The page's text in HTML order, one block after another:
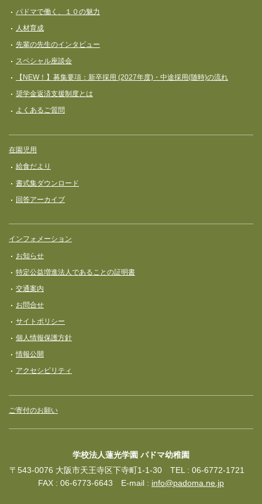
パドマで働く、１０の魅力
人材育成
先輩の先生のインタビュー
スペシャル座談会
【NEW！】募集要項：新卒採用 (2027年度)・中途採用(随時)の流れ
奨学⾦返済⽀援制度とは
よくあるご質問
在園児用
給食だより
書式集ダウンロード
回答アーカイブ
インフォメーション
お知らせ
特定公益増進法人であることの証明書
交通案内
お問合せ
サイトポリシー
個人情報保護方針
情報公開
アクセシビリティ
ご寄付のお願い
学校法人蓮光学園 パドマ幼稚園
〒543-0076 大阪市天王寺区下寺町1-1-30 TEL : 06-6772-1721
FAX : 06-6773-6643 E-mail : info@padoma.ne.jp